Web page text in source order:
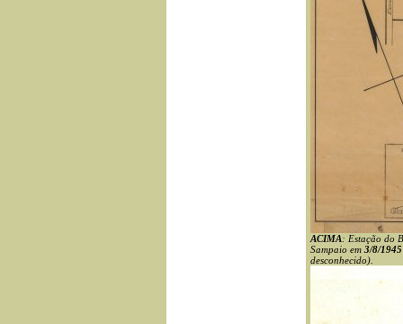
ACIMA: Estação do
Sampaio em 3/8/
desconhecido).